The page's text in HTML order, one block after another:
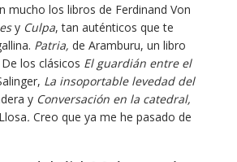
mucho los libros de Ferdinand Von
y Culpa, tan auténticos que te
Patria, de Aramburu, un libro
los clásicos El guardián entre el
La insoportable levedad del
y Conversación en la catedral,
. Creo que ya me he pasado de